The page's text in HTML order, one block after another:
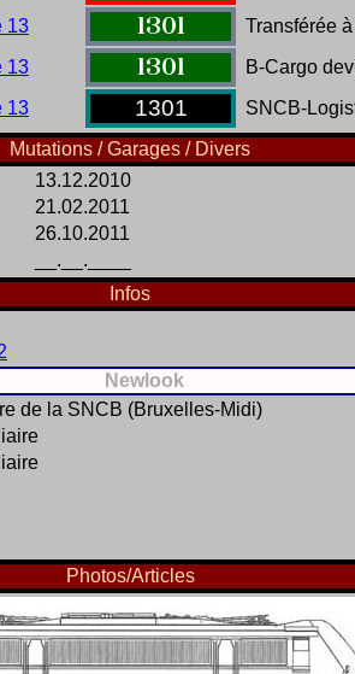
13 1301
Transférée
13 1301
B-Cargo
13 1301
SNCB-
Mutations / Garages / Divers
13.12.2010
21.02.2011
26.10.2011
__.__.____
Infos
Newlook
de la SNCB (Bruxelles-Midi)
Photos/Articles